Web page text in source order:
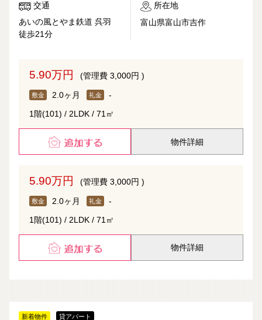
交通
あいの風とやま鉄道 呉羽
徒歩21分
所在地
富山県富山市吉作
5.90万円 (管理費 3,000円 )
敷金 2.0ヶ月 礼金 -
1階(101) / 2LDK / 71㎡
物件詳細
5.90万円 (管理費 3,000円 )
敷金 2.0ヶ月 礼金 -
1階(101) / 2LDK / 71㎡
物件詳細
新着物件 貸アパート